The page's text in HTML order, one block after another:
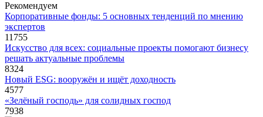
Рекомендуем
Корпоративные фонды: 5 основных тенденций по мнению
экспертов
11755
Искусство для всех: социальные проекты помогают бизнесу
решать актуальные проблемы
8324
Новый ESG: вооружён и ищёт доходность
4577
«Зелёный господь» для солидных господ
7938